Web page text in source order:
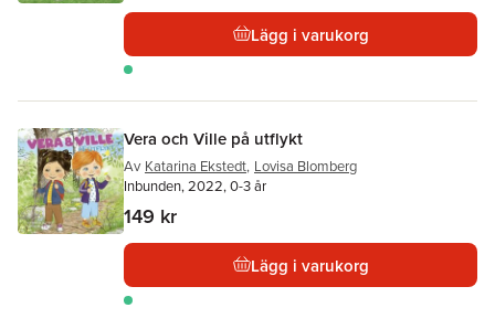
Lägg i varukorg
Vera och Ville på utflykt
Av Katarina Ekstedt, Lovisa Blomberg
Inbunden, 2022, 0-3 år
149 kr
Lägg i varukorg